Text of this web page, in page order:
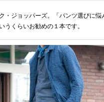
・ジョッパーズ。「パンツ選びに悩
うくらいお勧めの１本です。